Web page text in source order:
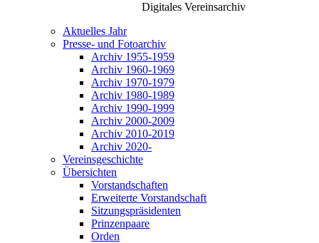
Digitales Vereinsarchiv
Aktuelles Jahr
Presse- und Fotoarchiv
Archiv 1955-1959
Archiv 1960-1969
Archiv 1970-1979
Archiv 1980-1989
Archiv 1990-1999
Archiv 2000-2009
Archiv 2010-2019
Archiv 2020-
Vereinsgeschichte
Übersichten
Vorstandschaften
Erweiterte Vorstandschaft
Sitzungspräsidenten
Prinzenpaare
Orden